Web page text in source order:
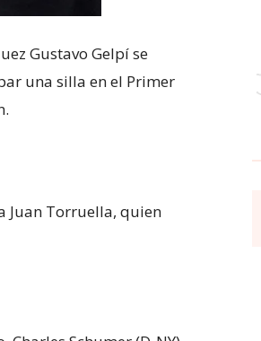
Gustavo Gelpí se
una silla en el Primer
Juan Torruella, quien